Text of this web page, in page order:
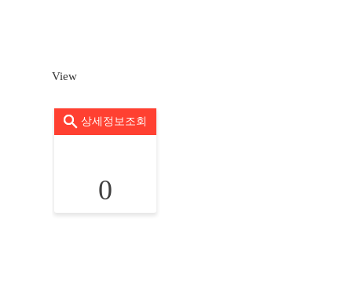
View
상세정보조회
0